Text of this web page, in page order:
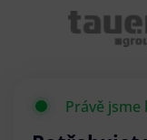
Právě jsme